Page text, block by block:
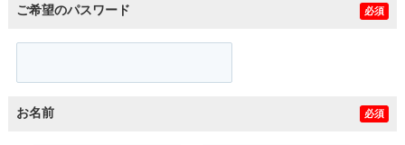
ご希望のパスワード 必須
お名前 必須